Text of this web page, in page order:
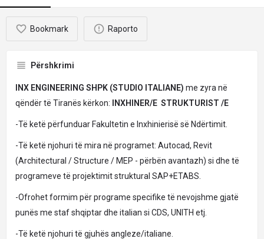
Bookmark Raporto
Përshkrimi
INX ENGINEERING SHPK (STUDIO ITALIANE) me zyra në
qëndër të Tiranës kërkon:
INXHINER/E STRUKTURIST /E
-Të ketë përfunduar Fakultetin e Inxhinierisë së Ndërtimit.
-Të ketë njohuri të mira në programet: Autocad, Revit
(Architectural / Structure / MEP - përbën avantazh) si dhe të
programeve të projektimit struktural SAP+ETABS.
-Ofrohet formim për programe specifike të nevojshme gjatë
punës me staf shqiptar dhe italian si CDS, UNITH etj.
-Të ketë njohuri të gjuhës angleze/italiane.